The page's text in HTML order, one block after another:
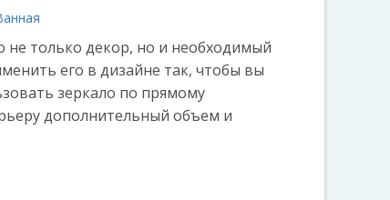
не только декор, но и необходимый
его в дизайне так, чтобы вы
зеркало по прямому
дополнительный объем и